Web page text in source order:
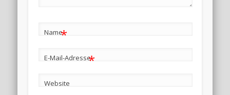
Name*
E-Mail-Adresse*
Website